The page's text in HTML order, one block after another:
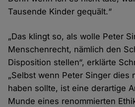
Tausende Kinder gequält.“
„Das klingt so, als wolle Peter
Menschenrecht, nämlich den
Disposition stellen“, erklärte
„Selbst wenn Peter Singer dies
haben sollte, ist eine derartige
Munde eines renommierten